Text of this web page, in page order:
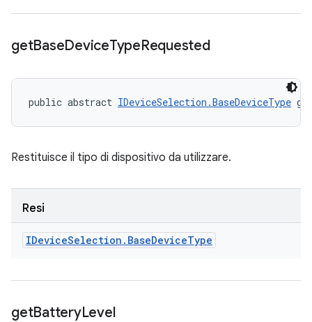
getBaseDeviceTypeRequested
public abstract IDeviceSelection.BaseDeviceType
Restituisce il tipo di dispositivo da utilizzare.
Resi
IDeviceSelection . BaseDeviceType
getBatteryLevel